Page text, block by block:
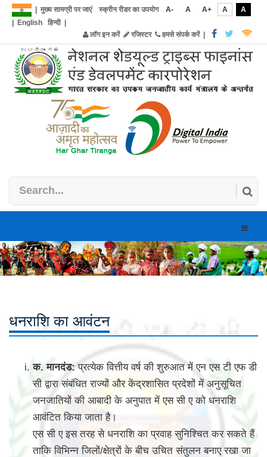
मुख्य सामग्री पर जाएं स्क्रीन रीडर का उपयोग A- A A+ A
A
English हिन्दी|
लॉग इन करें
रजिस्टर हमसे संपर्क करें|
Toggle
धनराशि का आवंटन
क. मानदंड:प्रत्येक वित्तीय वर्ष की शुरुआत में एन एस टी एफ डी
सी द्वारा संबंधित राज्यों और केंद्रशासित प्रदेशों में अनुसूचित
जनजातियों की आबादी के अनुपात में एस सी ए को धनराशि
आवंटित किया जाता है।
एस सी ए इस तरह से धनराशि का प्रवाह सुनिश्चित कर सकते हैं
ताकि विभिन्न जिलों/क्षेत्रों के बीच उचित संतुलन बनाए रखा जा